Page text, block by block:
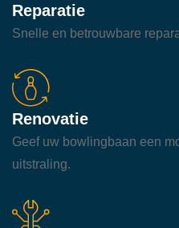
Reparatie
Snelle en betrouwbare
Renovatie
Geef uw bowlingbaan een
uitstraling.